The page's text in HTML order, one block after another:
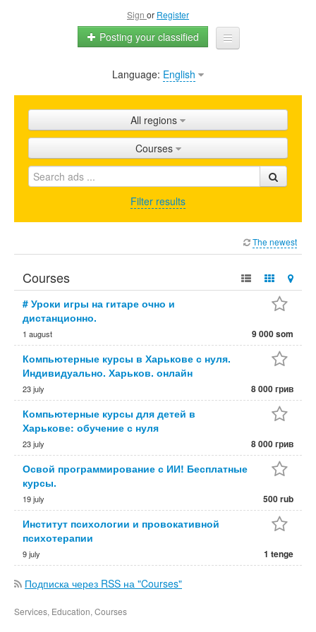
Sign or Register
Posting your classified
Home
Shops
Promotion
FAQ
Language: English
All regions
Courses
Filter results
The newest
Courses
# Уроки игры на гитаре очно и
дистанционно.
1 august 9 000 som
Компьютерные курсы в Харькове с нуля.
Индивидуально. Харьков. онлайн
23 july 8 000 грив
Компьютерные курсы для детей в
Харькове: обучение с нуля
23 july 8 000 грив
Освой программирование с ИИ! Бесплатные
курсы.
19 july 500 rub
Институт психологии и провокативной
психотерапии
9 july 1 tenge
Подписка через RSS на "Courses"
Services, Education, Courses